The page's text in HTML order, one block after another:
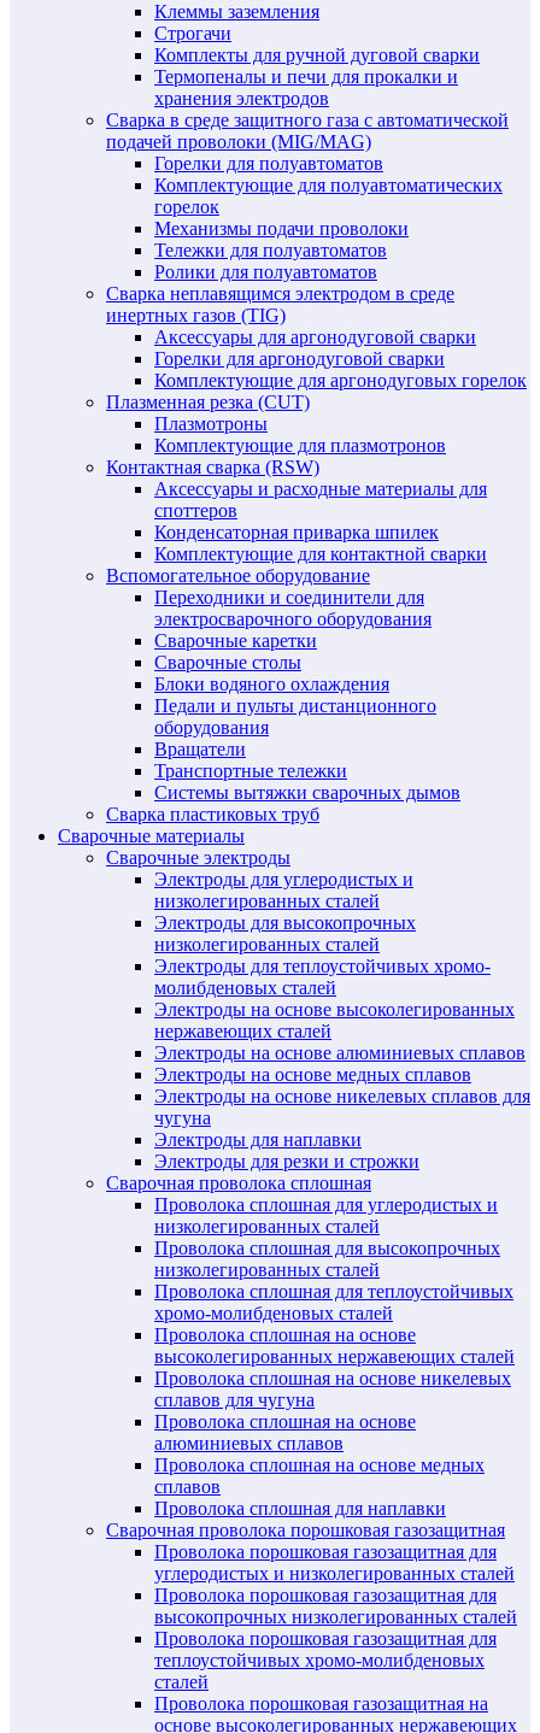
Клеммы заземления
Строгачи
Комплекты для ручной дуговой сварки
Термопеналы и печи для прокалки и
хранения электродов
Сварка в среде защитного газа с автоматической
подачей проволоки (MIG/MAG)
Горелки для полуавтоматов
Комплектующие для полуавтоматических
горелок
Механизмы подачи проволоки
Тележки для полуавтоматов
Ролики для полуавтоматов
Сварка неплавящимся электродом в среде
инертных газов (TIG)
Аксессуары для аргонодуговой сварки
Горелки для аргонодуговой сварки
Комплектующие для аргонодуговых горелок
Плазменная резка (CUT)
Плазмотроны
Комплектующие для плазмотронов
Контактная сварка (RSW)
Аксессуары и расходные материалы для
споттеров
Конденсаторная приварка шпилек
Комплектующие для контактной сварки
Вспомогательное оборудование
Переходники и соединители для
электросварочного оборудования
Сварочные каретки
Сварочные столы
Блоки водяного охлаждения
Педали и пульты дистанционного
оборудования
Вращатели
Транспортные тележки
Системы вытяжки сварочных дымов
Сварка пластиковых труб
Сварочные материалы
Сварочные электроды
Электроды для углеродистых и
низколегированных сталей
Электроды для высокопрочных
низколегированных сталей
Электроды для теплоустойчивых хромо-
молибденовых сталей
Электроды на основе высоколегированных
нержавеющих сталей
Электроды на основе алюминиевых сплавов
Электроды на основе медных сплавов
Электроды на основе никелевых сплавов для
чугуна
Электроды для наплавки
Электроды для резки и строжки
Сварочная проволока сплошная
Проволока сплошная для углеродистых и
низколегированных сталей
Проволока сплошная для высокопрочных
низколегированных сталей
Проволока сплошная для теплоустойчивых
хромо-молибденовых сталей
Проволока сплошная на основе
высоколегированных нержавеющих сталей
Проволока сплошная на основе никелевых
сплавов для чугуна
Проволока сплошная на основе
алюминиевых сплавов
Проволока сплошная на основе медных
сплавов
Проволока сплошная для наплавки
Сварочная проволока порошковая газозащитная
Проволока порошковая газозащитная для
углеродистых и низколегированных сталей
Проволока порошковая газозащитная для
высокопрочных низколегированных сталей
Проволока порошковая газозащитная для
теплоустойчивых хромо-молибденовых
сталей
Проволока порошковая газозащитная на
основе высоколегированных нержавеющих